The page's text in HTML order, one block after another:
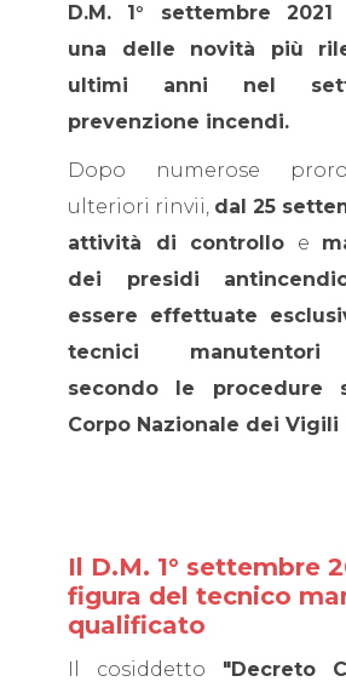
D.M. 1° settembre 2021
una delle novità più
ultimi anni nel
prevenzione incendi.
Dopo numerose
ulteriori rinvii, dal 25
attività di controllo e
dei presidi
essere effettuate
tecnici manutentori
secondo le procedure
Corpo Nazionale dei Vigili
Il D.M. 1° settembre
figura del tecnico
qualificato
Il cosiddetto "Decreto